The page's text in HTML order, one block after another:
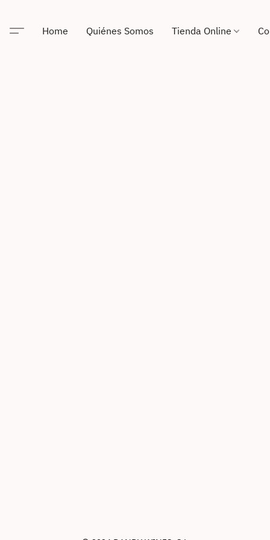
Home Quiénes Somos Tienda Online